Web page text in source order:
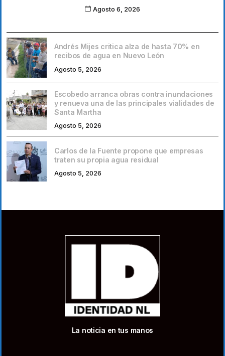
Agosto 6, 2026
Andrés Mijes critica alza de hasta 70% en
recibos de agua en Nuevo León
Agosto 5, 2026
Escobedo arranca obras contra inundaciones
y renueva una de las principales vialidades de
Santa Martha
Agosto 5, 2026
Carlos de la Fuente propone que empresas
traten su propia agua residual
Agosto 5, 2026
La noticia en tus manos